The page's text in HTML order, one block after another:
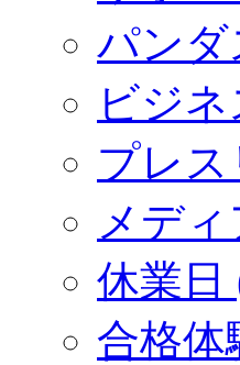
パンダ
ビジ
プレス
メデ
休業日
合格体